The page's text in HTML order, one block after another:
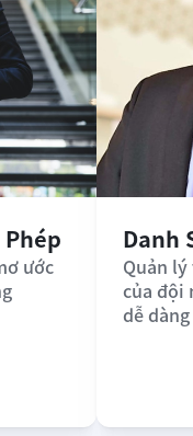
ước
Danh
Quản
của đội
dễ dàng